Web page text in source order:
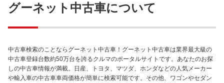
グーネット中古車について
中古車検索のことならグーネット中古車！グーネット中古車は業界最大級の
中古車登録台数約50万台を誇るクルマのポータルサイトです。あなたのお探
しの中古車情報が満載。日産、トヨタ、マツダ、ホンダなどの人気メーカー
や輸入車の中古車車両価格が簡単に検索可能です。その他、ワゴンやセダン